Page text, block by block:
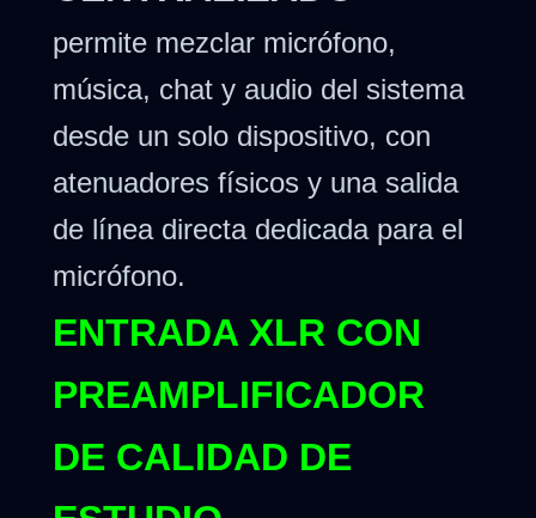
permite mezclar micrófono,
música, chat y audio del sistema
desde un solo dispositivo, con
atenuadores físicos y una salida
de línea directa dedicada para el
micrófono.
ENTRADA XLR CON
PREAMPLIFICADOR
DE CALIDAD DE